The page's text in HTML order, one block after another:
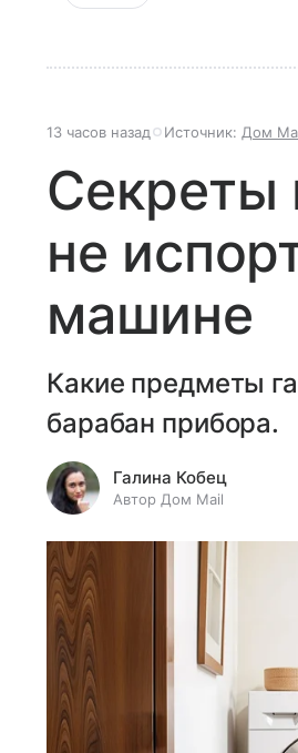
13 часов назад Источник: Дом
Секреты
не
машине
Какие предметы
барабан прибора.
Галина Кобец
Автор Дом Mail